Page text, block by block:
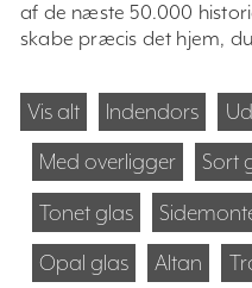
af de næste 50.000
skabe præcis det hjem,
Vis alt Indendors
Med overligger Sort
Tonet glas
Opal glas Altan